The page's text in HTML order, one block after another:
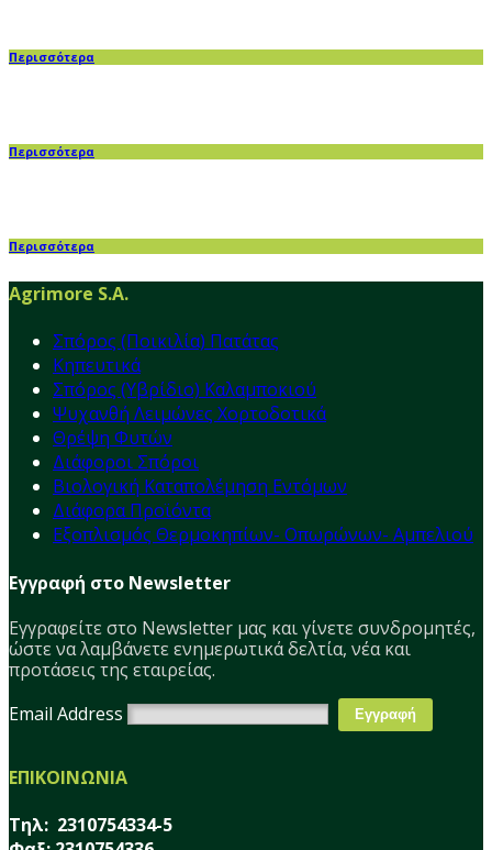
Περισσότερα
Περισσότερα
Περισσότερα
Agrimore S.A.
Σπόρος (Ποικιλία) Πατάτας
Κηπευτικά
Σπόρος (Υβρίδιο) Καλαμποκιού
Ψυχανθή Λειμώνες Χορτοδοτικά
Θρέψη Φυτών
Διάφοροι Σπόροι
Βιολογική Καταπολέμηση Εντόμων
Διάφορα Προϊόντα
Εξοπλισμός Θερμοκηπίων- Οπωρώνων- Αμπελιού
Εγγραφή στο Newsletter
Εγγραφείτε στο Νewsletter μας και γίνετε συνδρομητές,
ώστε να λαμβάνετε ενημερωτικά δελτία, νέα και
προτάσεις της εταιρείας.
Email Address
ΕΠΙΚΟΙΝΩΝΙΑ
Τηλ: 2310754334-5